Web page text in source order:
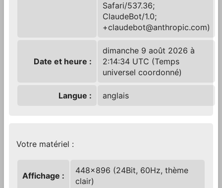
Safari/537.36;
ClaudeBot/1.0;
+claudebot@anthropic.com)
Date et heure :
dimanche 9 août 2026 à
2:14:34 UTC (Temps
universel coordonné)
Langue : anglais
Votre matériel :
Affichage :
448x896 (24Bit, 60Hz, thème
clair)